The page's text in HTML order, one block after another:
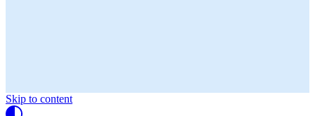
Skip to content